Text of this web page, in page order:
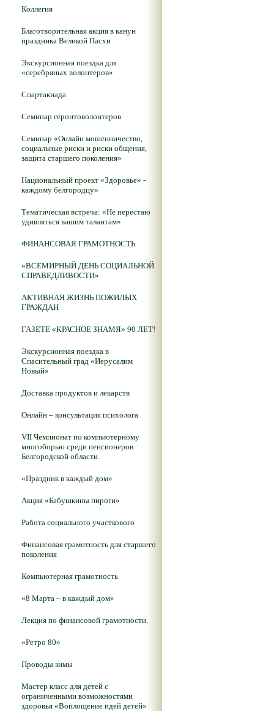
Коллегия
Благотворительная акция в канун
праздника Великой Пасхи
Экскурсионная поездка для
«серебряных волонтеров»
Спартакиада
Семинар геронтоволонтеров
Семинар «Онлайн мошенничество,
социальные риски и риски общения,
защита старшего поколения»
Национальный проект «Здоровье» -
каждому белгородцу»
Тематическая встреча: «Не перестаю
удивляться вашим талантам»
ФИНАНСОВАЯ ГРАМОТНОСТЬ
«ВСЕМИРНЫЙ ДЕНЬ СОЦИАЛЬНОЙ
СПРАВЕДЛИВОСТИ»
АКТИВНАЯ ЖИЗНЬ ПОЖИЛЫХ
ГРАЖДАН
ГАЗЕТЕ «КРАСНОЕ ЗНАМЯ» 90 ЛЕТ!
Экскурсионная поездка в
Спасительный град «Иерусалим
Новый»
Доставка продуктов и лекарств
Онлайн – консультация психолога
VII Чемпионат по компьютерному
многоборью среди пенсионеров
Белгородской области.
«Праздник в каждый дом»
Акция «Бабушкины пироги»
Работа социального участкового
Финансовая грамотность для старшего
поколения
Компьютерная грамотность
«8 Марта – в каждый дом»
Лекция по финансовой грамотности.
«Ретро 80»
Проводы зимы
Мастер класс для детей с
ограниченными возможностями
здоровья «Воплощение идей детей»